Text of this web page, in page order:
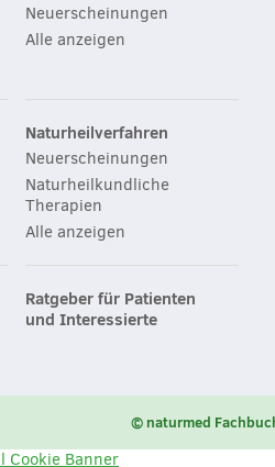
Neuerscheinungen
Alle anzeigen
Naturheilverfahren
Neuerscheinungen
Naturheilkundliche
Therapien
Alle anzeigen
Ratgeber für Patienten
und Interessierte
© naturmed
Cookie Banner